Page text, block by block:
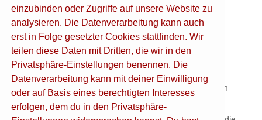
Boris Saccone *1991 (Maler | München)
Boris Saccone studierte von 2016 bis 2023 Malerei an der
Akademie der Bildenden Künste in München bei Professor
Gregor Hildebrandt und war von 2021 bis 2023 dessen
Meisterschüler. Seine künstlerische Arbeit wurde mehrfach
ausgezeichnet, u.a. mit dem Leonhard und Ida Wolf-
Gedächtnispreis für bildenden Kunst (2021) sowie dem
einzubinden oder Zugriffe auf unsere Website zu
analysieren. Die Datenverarbeitung kann auch
erst in Folge gesetzter Cookies stattfinden. Wir
teilen diese Daten mit Dritten, die wir in den
Privatsphäre-Einstellungen benennen. Die
Datenverarbeitung kann mit deiner Einwilligung
oder auf Basis eines berechtigten Interesses
erfolgen, dem du in den Privatsphäre-